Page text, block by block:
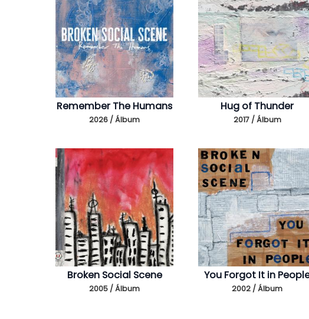
Remember The Humans
2026 / Álbum
Hug of Thunder
2017 / Álbum
Broken Social Scene
2005 / Álbum
You Forgot It in
2002 / Álbum